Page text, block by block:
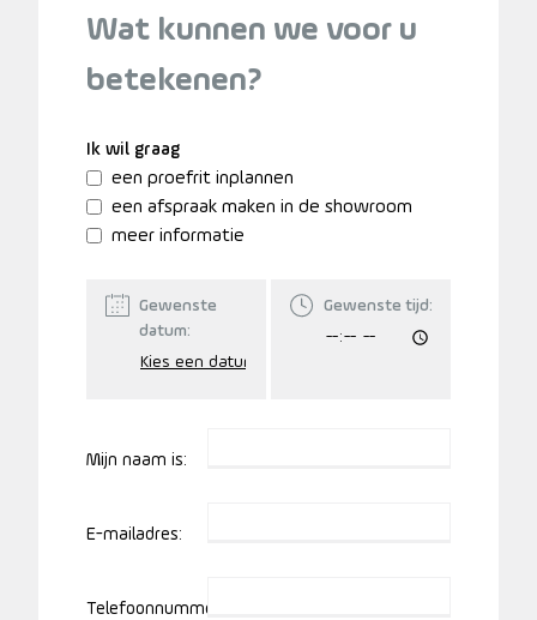
Wat kunnen we voor u
betekenen?
Ik wil graag
een proefrit inplannen
een afspraak maken in de showroom
meer informatie
Gewenste
datum:
Gewenste tijd:
Mijn naam is:
E-mailadres:
Telefoonnummer: